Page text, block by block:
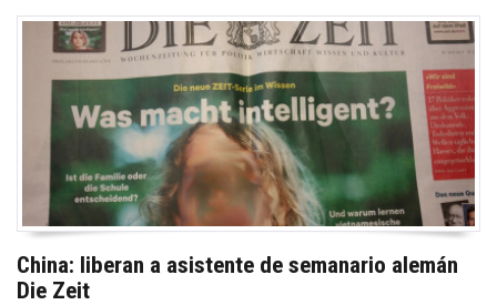
China: liberan a asistente de semanario alemán
Die Zeit